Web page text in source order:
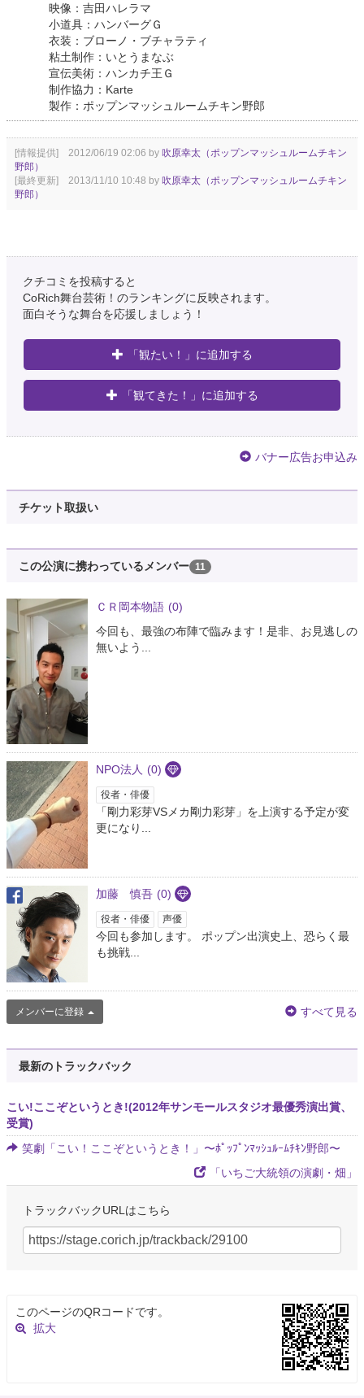
映像：吉田ハレラマ
小道具：ハンバーグＧ
衣装：ブローノ・ブチャラティ
粘土制作：いとうまなぶ
宣伝美術：ハンカチ王Ｇ
制作協力：Karte
製作：ポップンマッシュルームチキン野郎
[情報提供] 2012/06/19 02:06 by 吹原幸太（ポップンマッシュルームチキン
野郎）
[最終更新] 2013/11/10 10:48 by 吹原幸太（ポップンマッシュルームチキン
野郎）
クチコミを投稿すると
CoRich舞台芸術！のランキングに反映されます。
面白そうな舞台を応援しましょう！
「観たい！」に追加する
「観てきた！」に追加する
バナー広告お申込み
チケット取扱い
この公演に携わっているメンバー 11
ＣＲ岡本物語 (0)
今回も、最強の布陣で臨みます！是非、お見逃しの
無いよう...
NPO法人 (0)
役者・俳優
「剛力彩芽VSメカ剛力彩芽」を上演する予定が変
更になり...
加藤 慎吾 (0)
役者・俳優 声優
今回も参加します。 ポップン出演史上、恐らく最
も挑戦...
メンバーに登録 すべて見る
最新のトラックバック
こい!ここぞというとき!(2012年サンモールスタジオ最優秀演出賞、
受賞)
笑劇「こい！ここぞというとき！」〜ﾎﾟｯﾌﾟﾝﾏｯｼｭﾙｰﾑﾁｷﾝ野郎〜
「いちご大統領の演劇・畑」
トラックバックURLはこちら
このページのQRコードです。
拡大